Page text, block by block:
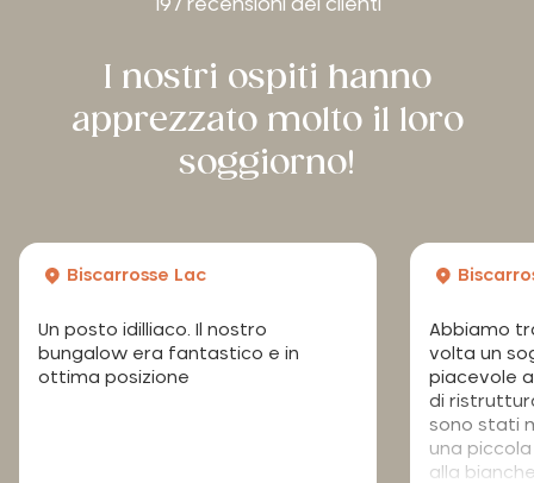
197 recensioni dei clienti
I nostri ospiti hanno
apprezzato molto il loro
soggiorno!
Biscarrosse Lac
Un posto idilliaco. Il nostro
bungalow era fantastico e in
ottima posizione
Abbiamo
volta un
piacevole
di
sono stati
una
alla